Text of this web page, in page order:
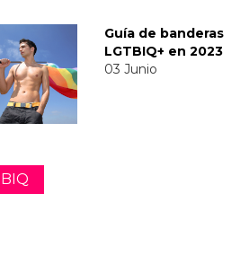
Guía de banderas
LGTBIQ+ en 2023
03 Junio